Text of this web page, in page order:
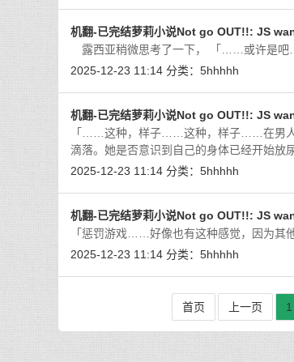
机翻-已完结萝莉小说Not go OUT!!: JS
露西亚稍微思考了一下， 「……或许是
2025-12-23 11:14 分类： 5hhhhh
机翻-已完结萝莉小说Not go OUT!!: JS
「……这种，样子……这种，样子……在男
滴落。她是否意识到自己的身体已经开始放
2025-12-23 11:14 分类： 5hhhhh
机翻-已完结萝莉小说Not go OUT!!: JS
「惩罚游戏……好像也有这种感觉，因为
2025-12-23 11:14 分类： 5hhhhh
首页 上一页 1